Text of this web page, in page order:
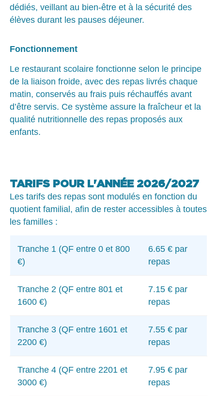
dédiés, veillant au bien-être et à la sécurité des
élèves durant les pauses déjeuner.
Fonctionnement
Le restaurant scolaire fonctionne selon le principe
de la liaison froide, avec des repas livrés chaque
matin, conservés au frais puis réchauffés avant
d’être servis. Ce système assure la fraîcheur et la
qualité nutritionnelle des repas proposés aux
enfants.
TARIFS POUR L'ANNÉE 2026/2027
Les tarifs des repas sont modulés en fonction du
quotient familial, afin de rester accessibles à toutes
les familles :
Tranche 1 (QF entre 0 et 800
€)
6.65 € par
repas
Tranche 2 (QF entre 801 et
1600 €)
7.15 € par
repas
Tranche 3 (QF entre 1601 et
2200 €)
7.55 € par
repas
Tranche 4 (QF entre 2201 et
3000 €)
7.95 € par
repas